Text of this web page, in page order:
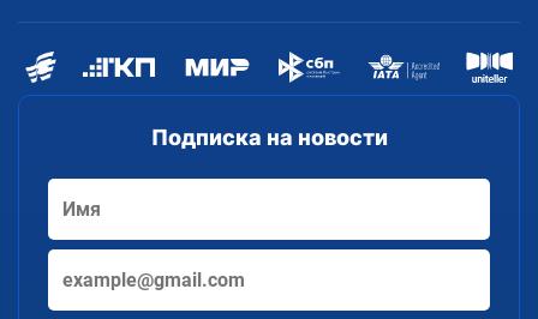
Подписка на новости